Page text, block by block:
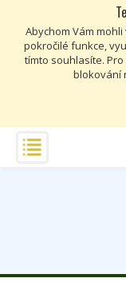
Abychom Vám
pokročilé funkce,
tímto souhlasíte.
blokování